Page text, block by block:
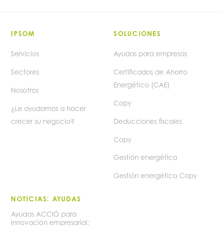
IPSOM
Servicios
Sectores
Nosotros
¿Le ayudamos a hacer
crecer su negocio?
SOLUCIONES
Ayudas para empresas
Certificados de Ahorro
Energético (CAE)
Copy
Deducciones fiscales
Copy
Gestión energética
Gestión energética Copy
NOTICIAS: AYUDAS
Ayudas ACCIÓ para
innovación empresarial: